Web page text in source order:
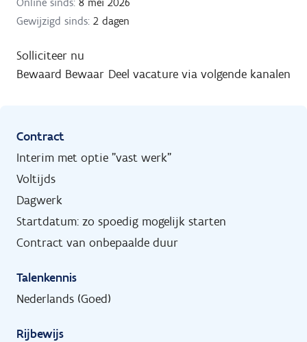
Gewijzigd sinds: 2 dagen
Solliciteer nu
Bewaard Bewaar Deel vacature via volgende kanalen
Contract
Interim met optie "vast werk"
Voltijds
Dagwerk
Startdatum: zo spoedig mogelijk starten
Contract van onbepaalde duur
Talenkennis
Nederlands (Goed)
Rijbewijs